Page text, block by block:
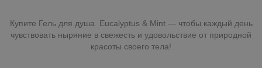
Купите Гель для душа Eucalyptus & Mint — чтобы каждый день
чувствовать ныряние в свежесть и удовольствие от природной
красоты своего тела!